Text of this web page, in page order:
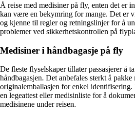
Å reise med medisiner på fly, enten det er
kan være en bekymring for mange. Det er
og kjenne til regler og retningslinjer for å
problemer ved sikkerhetskontrollen på
Medisiner i håndbagasje på fly
De fleste flyselskaper tillater passasjerer å
håndbagasjen. Det anbefales sterkt å pakke
originalemballasjen for enkel identifisering.
en legeattest eller medisinliste for å
medisinene under reisen.